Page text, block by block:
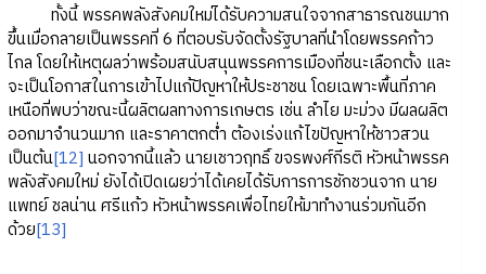
ทั้งนี้ พรรคพลังสังคมใหม่ได้รับความสนใจจากสาธารณชนมาก
ขึ้นเมื่อกลายเป็นพรรคที่ 6 ที่ตอบรับจัดตั้งรัฐบาลที่นำโดยพรรคก้าว
ไกล โดยให้เหตุผลว่าพร้อมสนับสนุนพรรคการเมืองที่ชนะเลือกตั้ง และ
จะเป็นโอกาสในการเข้าไปแก้ปัญหาให้ประชาชน โดยเฉพาะพื้นที่ภาค
เหนือที่พบว่าขณะนี้ผลิตผลทางการเกษตร เช่น ลำไย มะม่วง มีผลผลิต
ออกมาจำนวนมาก และราคาตกต่ำ ต้องเร่งแก้ไขปัญหาให้ชาวสวน
เป็นต้น[12] นอกจากนี้แล้ว นายเชาวฤทธิ์ ขจรพงศ์​กีรติ หัวหน้าพรรค
พลังสังคมใหม่ ยังได้เปิดเผยว่าได้เคยได้รับการการชักชวนจาก นาย
แพทย์ ชลน่าน ศรีแก้ว หัวหน้าพรรคเพื่อไทยให้มาทำงานร่วมกันอีก
ด้วย[13]